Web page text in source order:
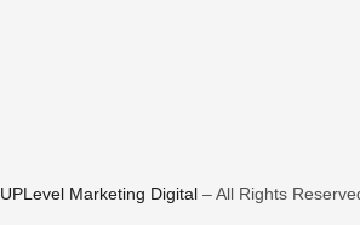
UPLevel Marketing Digital– All Rights